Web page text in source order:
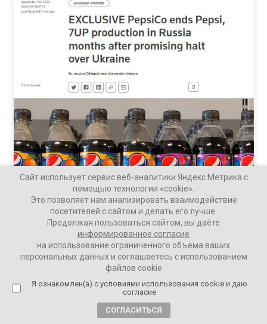
Ваши Новости
Сайт использует сервис веб-аналитики Яндекс Метрика с
помощью технологии «cookie».
Это позволяет нам анализировать взаимодействие
посетителей с сайтом и делать его лучше.
Продолжая пользоваться сайтом, вы даёте
информированное согласие
на использование ограниченного объема ваших
персональных данных и соглашаетесь с использованием
файлов cookie
Я ознакомлен(а) с условиями использования cookie и даю
согласие
СОГЛАСИТЬСЯ